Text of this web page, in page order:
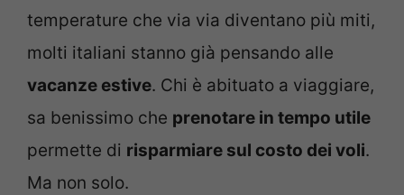
temperature che via via diventano più miti,
molti italiani stanno già pensando alle
vacanze estive. Chi è abituato a viaggiare,
sa benissimo che prenotare in tempo utile
permette di risparmiare sul costo dei voli.
Ma non solo.